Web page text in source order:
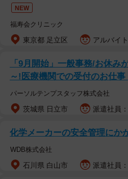
そして会社からトップセールス表
た。しかしそんな彼はある日の朝
3回以上食べると、死亡リスクが
Aさんは確かにラーメンが大好き
ません。しかし健康のためにラー
と考えます。本当にラーメンを週
この研究の詳しい背景や結果につ
を聞きました。
NEW
福寿会クリニック
東京都 足立区 アルバイ
「9月開始」一般事務/お休み
～!医療機関での受付のお仕事
パーソルテンプスタッフ株式会社
茨城県 日立市 派遣社員
化学メーカーの安全管理にか
WDB株式会社
石川県 白山市 派遣社員